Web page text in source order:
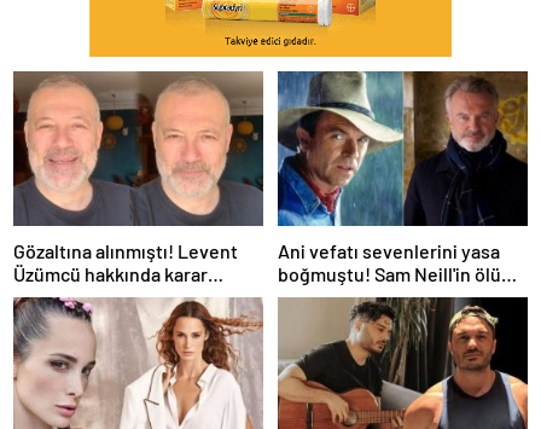
Gözaltına alınmıştı! Levent
Üzümcü hakkında karar
verildi
Ani vefatı sevenlerini yasa
boğmuştu! Sam Neill'in ölüm
nedeni belli oldu